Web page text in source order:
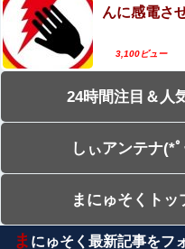
んに感電さ
3,100ビュー
24時間注目＆人
しぃアンテナ(*
まにゅそくト
ま にゅそく最新記事をフ